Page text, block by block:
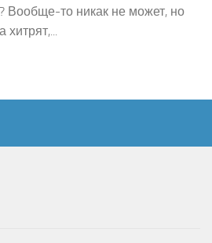
Вообще-то никак не может, но